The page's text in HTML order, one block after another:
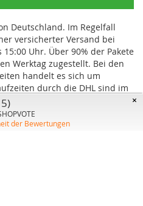
Deutschland. Im Regelfall
versicherter Versand bei
15:00 Uhr. Über 90% der Pakete
Werktag zugestellt. Bei den
handelt es sich um
durch die DHL sind im
von uns nicht beeinflusst
×
der Bewertungen